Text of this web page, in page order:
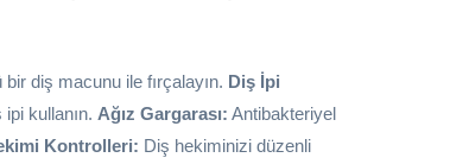
diş macunu ile fırçalayın. Diş İpi
kullanın. Ağız Gargarası: Antibakteriyel
Kontrolleri: Diş hekiminizi düzenli